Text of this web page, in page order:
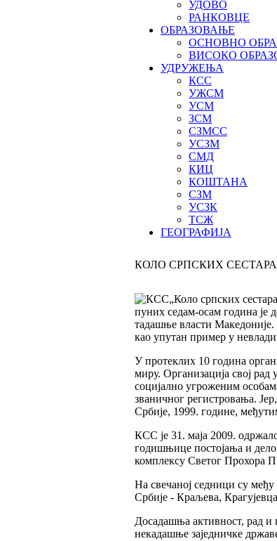
УДОВО
РАНКОВЦЕ
ОБРАЗОВАЊЕ
ОСНОВНО
ВИСОКО
УДРУЖЕЊА
КСС
УЖСМ
УСМ
ЗСМ
СЗМСС
УСЗМ
СМД
КИЦ
КОШТАНА
СЗМ
УСЗК
ТСЖ
ГЕОГРАФИЈА
КОЛО СРПСКИХ
„Коло српских
пуних седам-осам година је
тадашње власти Македоније.
као упутан пример у
У протеклих 10 година
миру. Организација свој
социјално угроженим
званичног регистровања.
Србије, 1999. године,
КСС је 31. маја 2009.
годишњице постојања и
комплексу Светог Прохора
На свечаној седници су
Србије - Краљева,
Досадашња активност, рад
некадашње заједничке